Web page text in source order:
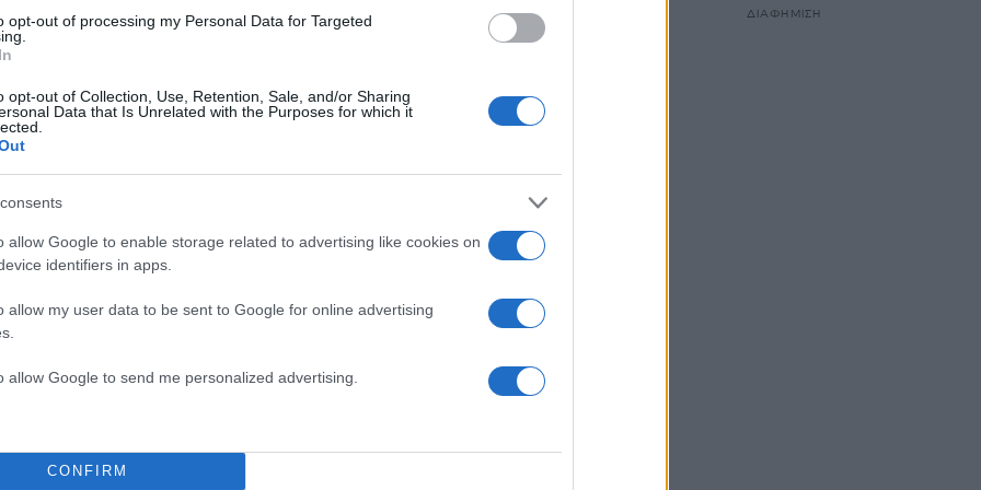
opt-out of processing my Personal Data for Targeted
opt-out of Collection, Use, Retention, Sale, and/or Sharing
Data that Is Unrelated with the Purposes for which it
allow Google to enable storage related to advertising like cookies on
identifiers in apps.
allow my user data to be sent to Google for online advertising
allow Google to send me personalized advertising.
CONFIRM
οι πολίτες θα καταλάβουν ότι μπορούν να στηριχθούν σε
του Νίκου Ανδρουλάκη ότι όποιος παρεκκλίνει
του κόμματος για πολιτική αυτονομία, θα χάνει
έχει προκαλέσει αν μη τι άλλο αναστάτωση.
Δούκας που
που έχει πολλές φορές διατυπώσει ως διαχρονική
μεταξύ των κομμάτων της προοδευτικής
στόχο την «επανάληψη» του παραδείγματος της Αθήνας
σκηνή, και από την άλλη ο ευρωβουλευτής του ΠΑΣΟΚ
τάχθηκε υπέρ της αυτόνομης εκλογικής πορείας του
εκλογές, αφήνοντας όμως να εννοηθεί ότι όλα
την επομένη της πρώτης Κυριακής των εθνικών
ο κ. Παπανδρέου υποστήριξε (Action24) ότι μεταξύ
ΔΙΑΦΗΜΙΣΗ